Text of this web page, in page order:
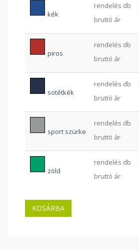
kék
rendelés db
bruttó ár
piros
rendelés db
bruttó ár
sötétkék
rendelés db
bruttó ár
sport szürke
rendelés db
bruttó ár
zöld
rendelés db
bruttó ár